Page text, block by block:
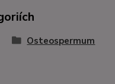
Osteospermum